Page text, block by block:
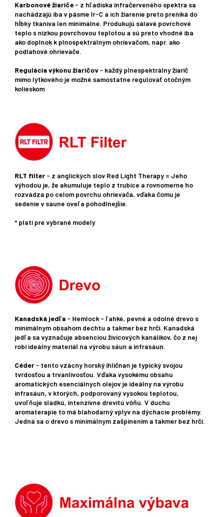
Karbonové žiariče - z hľadiska infračerveného spektra sa
nachádzajú iba v pásme Ir-C a ich žiarenie preto preniká do
hĺbky tkaniva len minimálne. Produkujú sálavé povrchové
teplo s nízkou povrchovou teplotou a sú preto vhodné iba
ako doplnok k plnospektrálnym ohrievačom, napr. ako
podlahové ohrievače.
Regulácia výkonu žiaričov - každý plnespektrálny žiarič
mimo lýtkového je možné samostatne regulovať otočným
kolieskom
RLT filter - z anglických slov Red Light Therapy = Jeho
výhodou je, že akumuluje teplo z trubice a rovnomerne ho
rozvádza po celom povrchu ohrievača, vďaka čomu je
sedenie v saune oveľa pohodlnejšie.
* platí pre vybrané modely
Kanadská jedľa - Hemlock - ľahké, pevné a odolné drevo s
minimálnym obsahom dechtu a takmer bez hrčí. Kanadská
jedľa sa vyznačuje absenciou živicových kanálikov, čo z nej
robí ideálny materiál na výrobu sáun a infrasáun.
Céder - tento vzácny horský ihličnan je typický svojou
tvrdosťou a trvanlivosťou. Vďaka vysokému obsahu
aromatických esenciálnych olejov je ideálny na výrobu
infrasáun, v ktorých, podporovaný vysokou teplotou,
uvoľňuje sladkú, intenzívne drevitú vôňu. V duchu
aromaterapie to má blahodarný vplyv na dýchacie problémy.
Jedná sa o drevo s minimálnym zašpinením a takmer bez hrčí.